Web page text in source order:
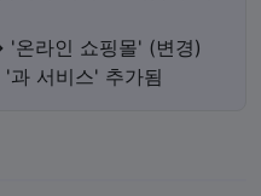
온라인 쇼핑몰' (변경)
과 서비스' 추가됨